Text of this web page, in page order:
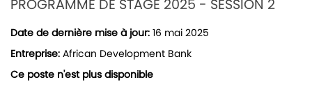
PROGRAMME DE STAGE 2025 - SESSION 2
Date de dernière mise à jour: 16 mai 2025
Entreprise: African Development Bank
Ce poste n'est plus disponible